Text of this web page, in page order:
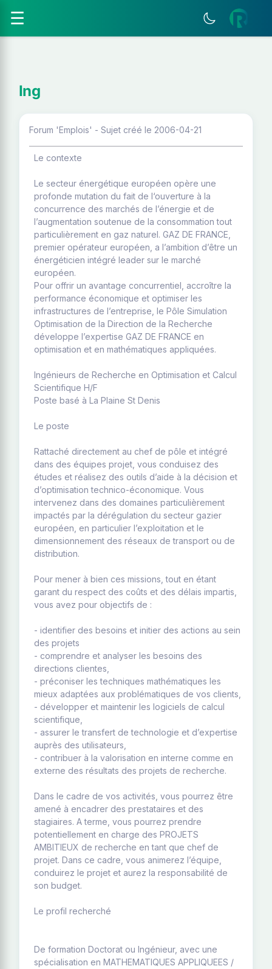
☰
Ing
Forum 'Emplois' - Sujet créé le 2006-04-21
Le contexte
Le secteur énergétique européen opère une
profonde mutation du fait de l‘ouverture à la
concurrence des marchés de l’énergie et de
l’augmentation soutenue de la consommation tout
particulièrement en gaz naturel. GAZ DE FRANCE,
premier opérateur européen, a l’ambition d’être un
énergéticien intégré leader sur le marché
européen.
Pour offrir un avantage concurrentiel, accroître la
performance économique et optimiser les
infrastructures de l’entreprise, le Pôle Simulation
Optimisation de la Direction de la Recherche
développe l’expertise GAZ DE FRANCE en
optimisation et en mathématiques appliquées.
Ingénieurs de Recherche en Optimisation et Calcul
Scientifique H/F
Poste basé à La Plaine St Denis
Le poste
Rattaché directement au chef de pôle et intégré
dans des équipes projet, vous conduisez des
études et réalisez des outils d’aide à la décision et
d’optimisation technico-économique. Vous
intervenez dans des domaines particulièrement
impactés par la dérégulation du secteur gazier
européen, en particulier l’exploitation et le
dimensionnement des réseaux de transport ou de
distribution.
Pour mener à bien ces missions, tout en étant
garant du respect des coûts et des délais impartis,
vous avez pour objectifs de :
- identifier des besoins et initier des actions au sein
des projets
- comprendre et analyser les besoins des
directions clientes,
- préconiser les techniques mathématiques les
mieux adaptées aux problématiques de vos clients,
- développer et maintenir les logiciels de calcul
scientifique,
- assurer le transfert de technologie et d’expertise
auprès des utilisateurs,
- contribuer à la valorisation en interne comme en
externe des résultats des projets de recherche.
Dans le cadre de vos activités, vous pourrez être
amené à encadrer des prestataires et des
stagiaires. A terme, vous pourrez prendre
potentiellement en charge des PROJETS
AMBITIEUX de recherche en tant que chef de
projet. Dans ce cadre, vous animerez l’équipe,
conduirez le projet et aurez la responsabilité de
son budget.
Le profil recherché
De formation Doctorat ou Ingénieur, avec une
spécialisation en MATHEMATIQUES APPLIQUEES /